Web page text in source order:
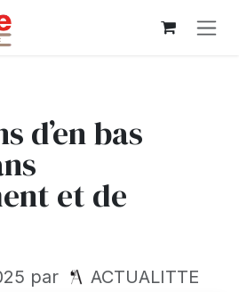
d’en bas
et de
par ACTUALITTE